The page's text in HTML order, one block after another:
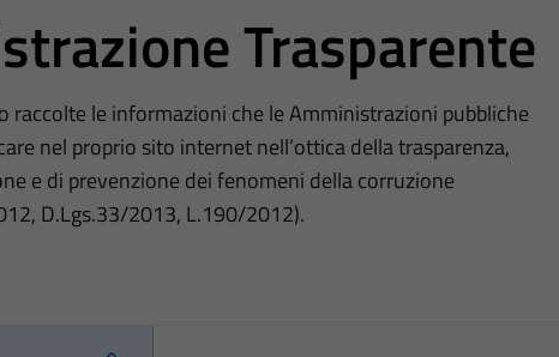
Trasparente
raccolte le informazioni che le Amministrazioni pubbliche
nel proprio sito internet nell’ottica della trasparenza,
e di prevenzione dei fenomeni della corruzione
D.Lgs.33/2013, L.190/2012).